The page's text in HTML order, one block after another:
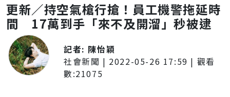
更新／持空氣槍行搶！員工機警拖延時
間 17萬到手「來不及開溜」秒被逮
記者: 陳怡穎
社會新聞 | 2022-05-26 17:59 | 觀看
數:21075